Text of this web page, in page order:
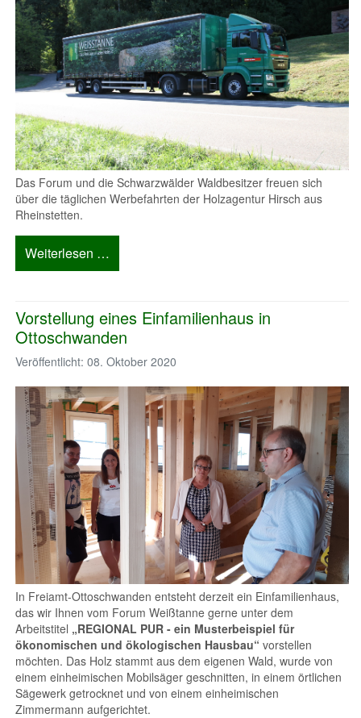
Das Forum und die Schwarzwälder Waldbesitzer freuen sich
über die täglichen Werbefahrten der Holzagentur Hirsch aus
Rheinstetten.
Weiterlesen …
Vorstellung eines Einfamilienhaus in
Ottoschwanden
Veröffentlicht: 08. Oktober 2020
In Freiamt-Ottoschwanden entsteht derzeit ein Einfamilienhaus,
das wir Ihnen vom Forum Weißtanne gerne unter dem
Arbeitstitel „REGIONAL PUR - ein Musterbeispiel für
ökonomischen und ökologischen Hausbau“ vorstellen
möchten. Das Holz stammt aus dem eigenen Wald, wurde von
einem einheimischen Mobilsäger geschnitten, in einem örtlichen
Sägewerk getrocknet und von einem einheimischen
Zimmermann aufgerichtet.